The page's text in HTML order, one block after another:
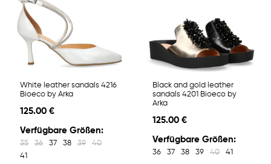
White leather sandals 4216
Bioeco by Arka
125.00 €
Verfügbare Größen:
35 36 37 38 39
40
41
Black and gold leather
sandals 4201 Bioeco by
Arka
125.00 €
Verfügbare Größen:
36 37 38 39 40 41